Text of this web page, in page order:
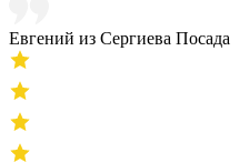
Евгений из Сергиева Посада